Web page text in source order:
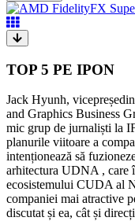
TOP 5 PE IPON
Jack Hyunh,
and Graphics Business
mic grup de jurnaliști la
planurile viitoare a
intenționează să
arhitectura UDNA , care
ecosistemului CUDA al
companiei mai atractive
discutat și ea, cât și